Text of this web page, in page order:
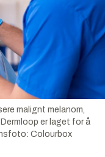
malignt melanom,
er laget for å
Colourbox